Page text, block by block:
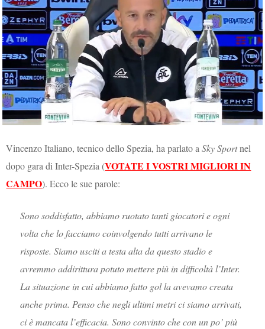
Vincenzo Italiano, tecnico dello Spezia, ha parlato aSky Sportnel
dopo gara di Inter-Spezia (VOTATE I VOSTRI MIGLIORI IN
CAMPO). Ecco le sue parole:
Sono soddisfatto, abbiamo ruotato tanti giocatori e ogni
volta che lo facciamo coinvolgendo tutti arrivano le
risposte. Siamo usciti a testa alta da questo stadio e
avremmo addirittura potuto mettere più in difficoltà l’Inter.
La situazione in cui abbiamo fatto gol la avevamo creata
anche prima. Penso che negli ultimi metri ci siamo arrivati,
ci è mancata l’efficacia. Sono convinto che con un po’ più